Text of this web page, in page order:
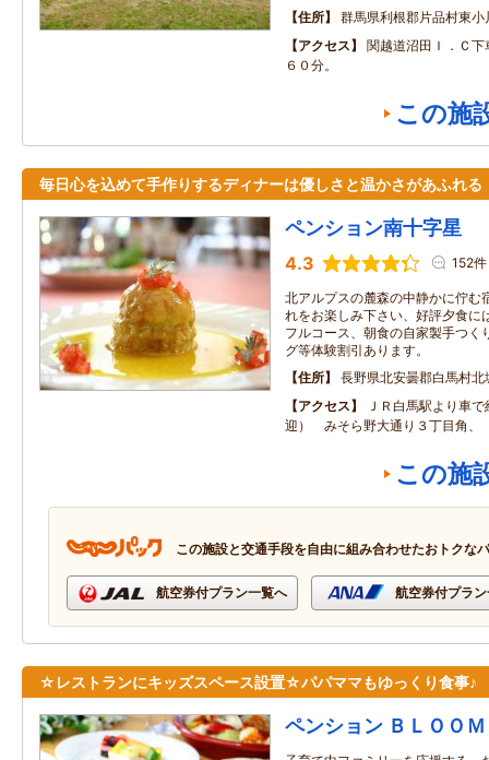
住所
群馬県利根郡片品村東
アクセス
関越道沼田Ｉ．Ｃ
６０分。
この施
毎日心を込めて手作りするディナーは優しさと温かさがあふれる
ペンション南十字星
4.3 152件
北アルプスの麓森の中静かに佇む
れをお楽しみ下さい、好評夕食に
フルコース、朝食の自家製手つく
グ等体験割引あります。
住所
長野県北安曇郡白馬村
アクセス
ＪＲ白馬駅より車
迎） みそら野大通り３丁目角、
この施
この施設と交通手段を自由に組み合わせたおトクな
航空券付プラン一覧へ 航空券付プラ
☆レストランにキッズスペース設置☆パパママもゆっくり食事♪
ペンション ＢＬＯＯＭ